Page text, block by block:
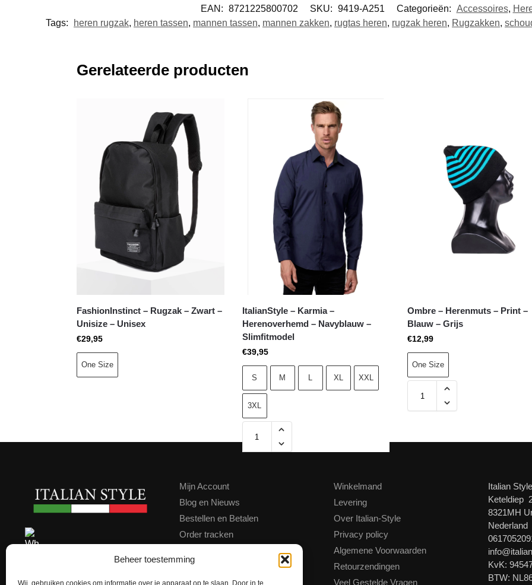
Beheer toestemming
Wij, gebruiken cookies om informatie over je apparaat op te slaan. Door in te
EAN: 8721225800702 SKU: 9419-A251 Categorieën: Accessoires,
Tags:
heren rugzak, heren tassen, mannen tassen, mannen zakken, rugtas heren, rugzak heren, Rugzakken,
Gerelateerde producten
FashionInstinct – Rugzak – Zwart –
Unisize – Unisex
€29,95
One Size
ItalianStyle – Karmia –
Herenoverhemd – Navyblauw –
Slimfitmodel
€39,95
S M L XL XXL
3XL
Ombre – Herenmuts – Print –
Blauw – Grijs
€12,99
One Size
Mijn Account
Blog en Nieuws
Bestellen en Betalen
Order tracken
Klachten
Kortingscode
Winkelmand
Levering
Over Italian-Style
Privacy policy
Algemene Voorwaarden
Retourzendingen
Veel Gestelde Vragen
Italian
Keteldiep
8321MH
Nederland
KvK:
BTW: